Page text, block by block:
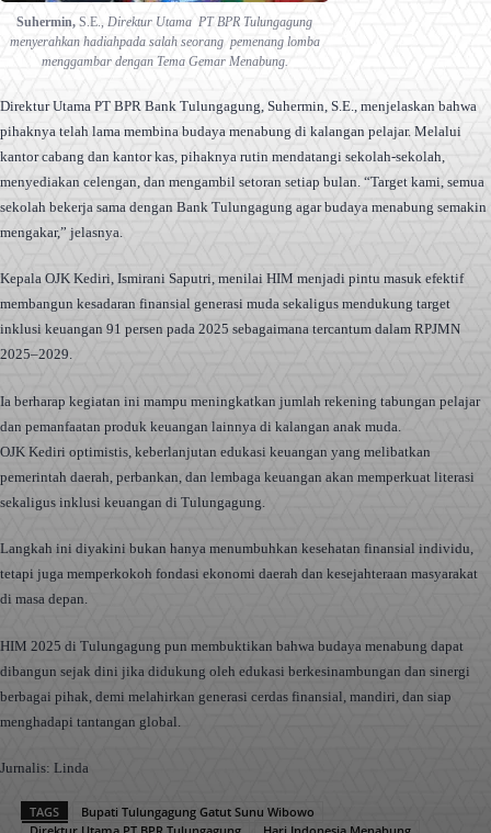
Suhermin, S.E., Direktur Utama PT BPR Tulungagung
menyerahkan hadiahpada salah seorang pemenang lomba
menggambar dengan Tema Gemar Menabung.
Direktur Utama PT BPR Bank Tulungagung, Suhermin, S.E., menjelaskan bahwa
pihaknya telah lama membina budaya menabung di kalangan pelajar. Melalui
kantor cabang dan kantor kas, pihaknya rutin mendatangi sekolah-sekolah,
menyediakan celengan, dan mengambil setoran setiap bulan. “Target kami, semua
sekolah bekerja sama dengan Bank Tulungagung agar budaya menabung semakin
mengakar,” jelasnya.
Kepala OJK Kediri, Ismirani Saputri, menilai HIM menjadi pintu masuk efektif
membangun kesadaran finansial generasi muda sekaligus mendukung target
inklusi keuangan 91 persen pada 2025 sebagaimana tercantum dalam RPJMN
2025–2029.
Ia berharap kegiatan ini mampu meningkatkan jumlah rekening tabungan pelajar
dan pemanfaatan produk keuangan lainnya di kalangan anak muda.
OJK Kediri optimistis, keberlanjutan edukasi keuangan yang melibatkan
pemerintah daerah, perbankan, dan lembaga keuangan akan memperkuat literasi
sekaligus inklusi keuangan di Tulungagung.
Langkah ini diyakini bukan hanya menumbuhkan kesehatan finansial individu,
tetapi juga memperkokoh fondasi ekonomi daerah dan kesejahteraan masyarakat
di masa depan.
HIM 2025 di Tulungagung pun membuktikan bahwa budaya menabung dapat
dibangun sejak dini jika didukung oleh edukasi berkesinambungan dan sinergi
berbagai pihak, demi melahirkan generasi cerdas finansial, mandiri, dan siap
menghadapi tantangan global.
Jurnalis: Linda
TAGS
Bupati Tulungagung Gatut Sunu Wibowo